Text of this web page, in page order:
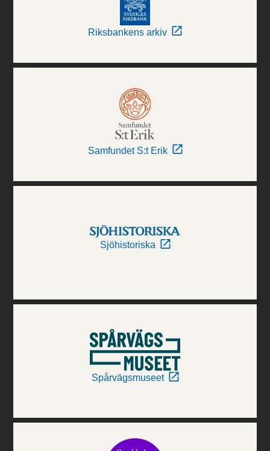
Riksbankens arkiv
Samfundet S:t Erik
Sjöhistoriska
Spårvägsmuseet